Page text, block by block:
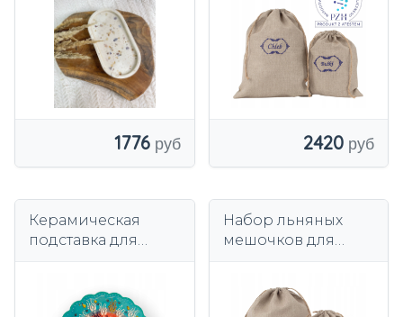
полимерная
штукатурка.
1776 2420
Керамическая
подставка для
Набор льняных
мешочков для
100% лен.